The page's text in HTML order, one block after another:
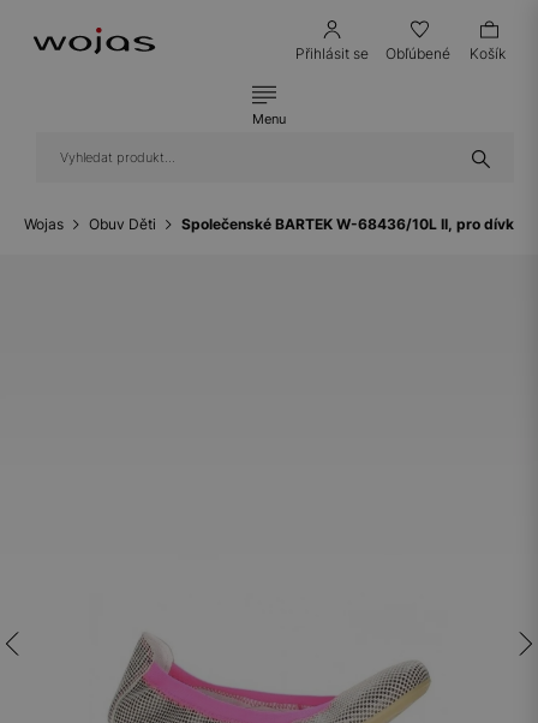
Přihlásit se Obľúbené Košík
Menu
Wojas Obuv Děti Společenské BARTEK W-68436/10L II, pro dívky,